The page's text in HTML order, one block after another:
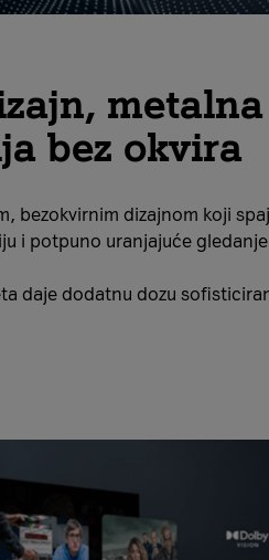
metalna
bez okvira
bezokvirnim dizajnom koji
i potpuno uranjajuće
daje dodatnu dozu